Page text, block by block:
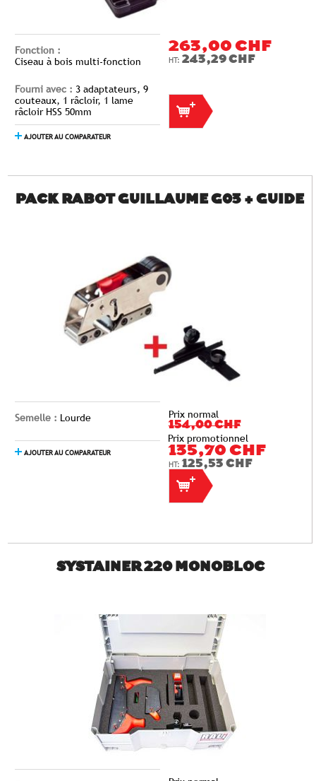
Fonction :
Ciseau à bois multi-fonction
Fourni avec : 3 adaptateurs, 9
couteaux, 1 râcloir, 1 lame
râcloir HSS 50mm
AJOUTER AU COMPARATEUR
263,00 CHF
243,29 CHF
PACK RABOT GUILLAUME G03 + GUIDE
Semelle : Lourde
AJOUTER AU COMPARATEUR
Prix normal
154,00 CHF
Prix promotionnel
135,70 CHF
125,53 CHF
SYSTAINER 220 MONOBLOC